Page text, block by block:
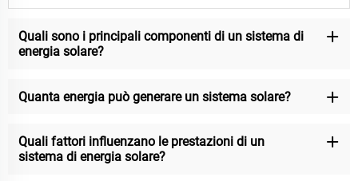
Quali sono i principali componenti di un sistema di
energia solare?
Quanta energia può generare un sistema solare?
Quali fattori influenzano le prestazioni di un
sistema di energia solare?